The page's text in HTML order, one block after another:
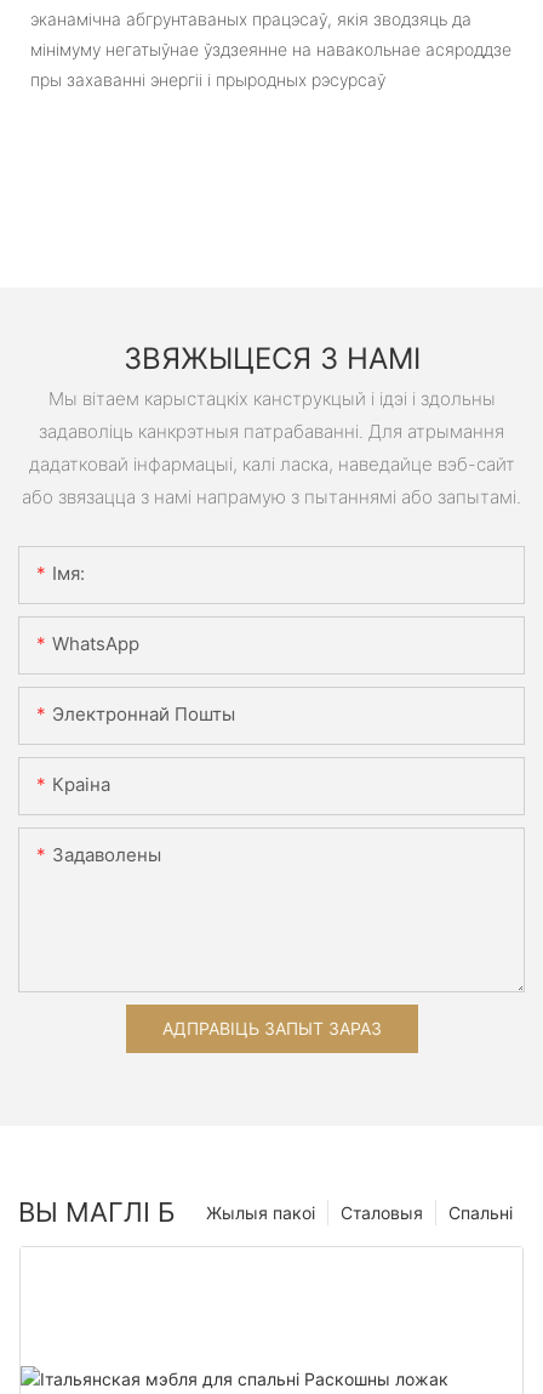
эканамічна абгрунтаваных працэсаў, якія зводзяць да
мінімуму негатыўнае ўздзеянне на навакольнае асяроддзе
пры захаванні энергіі і прыродных рэсурсаў
ЗВЯЖЫЦЕСЯ З НАМІ
Мы вітаем карыстацкіх канструкцый і ідэі і здольны
задаволіць канкрэтныя патрабаванні. Для атрымання
дадатковай інфармацыі, калі ласка, наведайце вэб-сайт
або звязацца з намі напрамую з пытаннямі або запытамі.
Імя:
WhatsApp
Электроннай Пошты
Краіна
Задаволены
АДПРАВІЦЬ ЗАПЫТ ЗАРАЗ
ВЫ МАГЛІ Б Спальні
Сталовыя
Жылыя пакоі